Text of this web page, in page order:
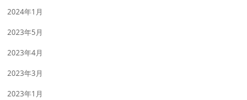
2024年1月
2023年5月
2023年4月
2023年3月
2023年1月